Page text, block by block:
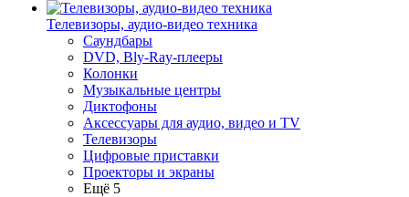
Телевизоры, аудио-видео техника
Саундбары
DVD, Bly-Ray-плееры
Колонки
Музыкальные центры
Диктофоны
Аксессуары для аудио, видео и TV
Телевизоры
Цифровые приставки
Проекторы и экраны
Ещё 5